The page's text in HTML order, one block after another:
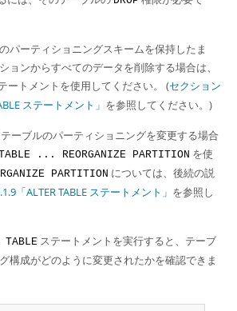
パーティショニングスキームを保持したま
ョンからすべてのデータを削除する場合は、
ートメントを使用してください。 (セクション
ステートメント」 を参照してください。)
テーブルのパーティショニングを変更する場合
... REORGANIZE PARTITION を使
PARTITION については、後続の説
「ALTER TABLE ステートメント」 を参照し
TABLE ステートメントを実行すると、テーブ
構成がどのように変更されたかを確認できま